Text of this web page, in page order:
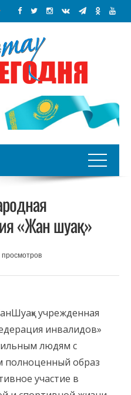
«Жан шуақ»
просмотров
учрежденная
инвалидов»
людям с
образ
участие в